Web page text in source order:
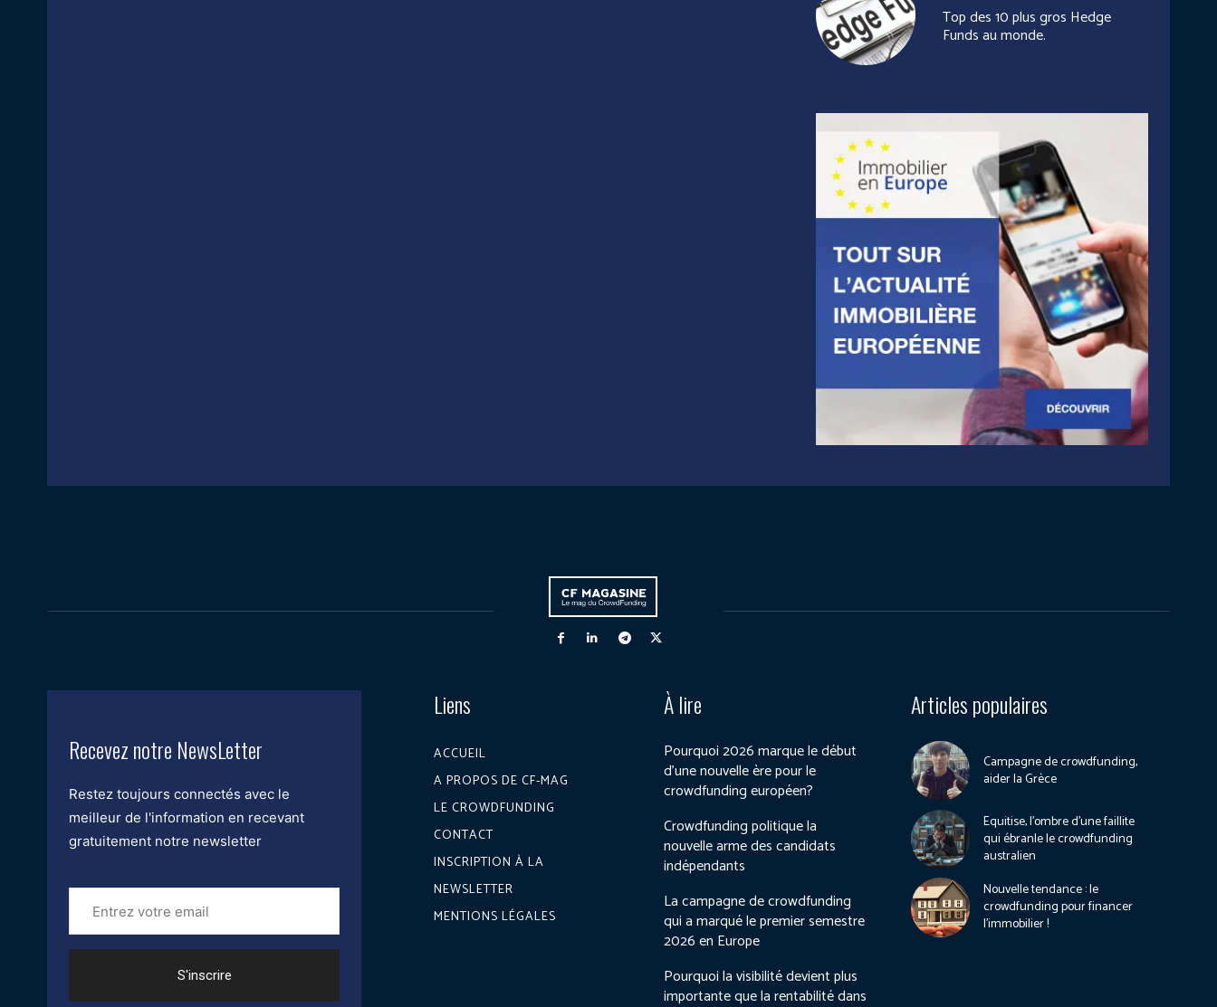
Top des 10 plus gros Hedge
Funds au monde.
Recevez notre NewsLetter
Restez toujours connectés avec le
meilleur de l'information en recevant
gratuitement notre newsletter
Entrez
votre
email
Liens
ACCUEIL
A PROPOS DE CF-MAG
LE CROWDFUNDING
CONTACT
INSCRIPTION À LA
NEWSLETTER
MENTIONS LÉGALES
À lire
Pourquoi 2026 marque le début
d’une nouvelle ère pour le
crowdfunding européen?
Crowdfunding politique la
nouvelle arme des candidats
indépendants
La campagne de crowdfunding
qui a marqué le premier semestre
2026 en Europe
Pourquoi la visibilité devient plus
importante que la rentabilité dans
Articles populaires
Campagne de crowdfunding,
aider la Grèce
Equitise, l’ombre d’une faillite
qui ébranle le crowdfunding
australien
Nouvelle tendance : le
crowdfunding pour financer
l’immobilier !